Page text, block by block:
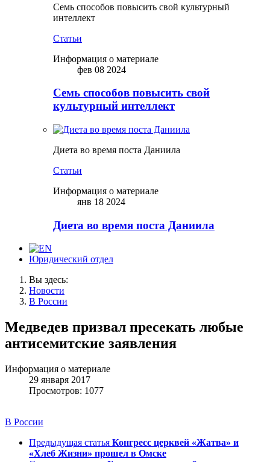
Семь способов повысить свой культурный
интеллект
Статьи
Информация о материале
фев 08 2024
Семь способов повысить свой
культурный интеллект
Диета во время поста Даниила
Статьи
Информация о материале
янв 18 2024
Диета во время поста Даниила
Юридический отдел
Вы здесь:
Новости
В России
Медведев призвал пресекать любые
антисемитские заявления
Информация о материале
29 января 2017
Просмотров: 1077
В России
Предыдущая статья Конгресс церквей «Жатва» и
«Хлеб Жизни» прошел в Омске